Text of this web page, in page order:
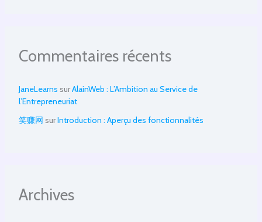
Commentaires récents
JaneLearns surAlainWeb : L’Ambition au Service de
l’Entrepreneuriat
笑赚网 surIntroduction : Aperçu des fonctionnalités
Archives